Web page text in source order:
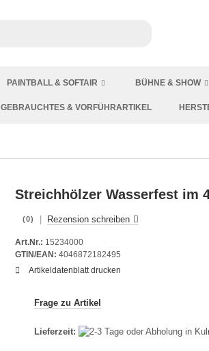
PAINTBALL & SOFTAIR BÜHNE & SHOW
GEBRAUCHTES & VORFÜHRARTIKEL
Streichhölzer Wasserfest im
(0) Rezension schreiben
Art.Nr.: 15234000
GTIN/EAN: 4046872182495
Artikeldatenblatt drucken
Frage zu Artikel
Lieferzeit: